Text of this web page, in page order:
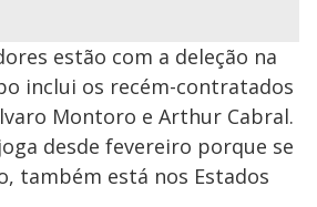
estão com a deleção na
inclui os recém-contratados
Montoro e Arthur Cabral.
desde fevereiro porque se
também está nos Estados